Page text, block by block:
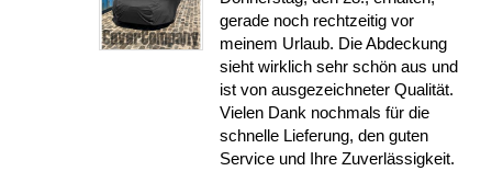
gerade noch rechtzeitig vor
meinem Urlaub. Die Abdeckung
sieht wirklich sehr schön aus und
ist von ausgezeichneter Qualität.
Vielen Dank nochmals für die
schnelle Lieferung, den guten
Service und Ihre Zuverlässigkeit.